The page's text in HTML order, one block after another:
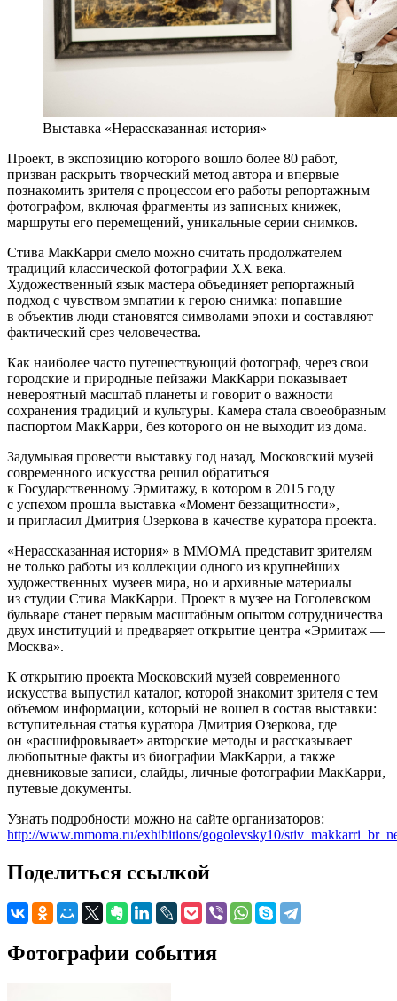
Выставка «Нерассказанная история»
Проект, в экспозицию которого вошло более 80 работ,
призван раскрыть творческий метод автора и впервые
познакомить зрителя с процессом его работы репортажным
фотографом, включая фрагменты из записных книжек,
маршруты его перемещений, уникальные серии снимков.
Стива МакКарри смело можно считать продолжателем
традиций классической фотографии ХХ века.
Художественный язык мастера объединяет репортажный
подход с чувством эмпатии к герою снимка: попавшие
в объектив люди становятся символами эпохи и составляют
фактический срез человечества.
Как наиболее часто путешествующий фотограф, через свои
городские и природные пейзажи МакКарри показывает
невероятный масштаб планеты и говорит о важности
сохранения традиций и культуры. Камера стала своеобразным
паспортом МакКарри, без которого он не выходит из дома.
Задумывая провести выставку год назад, Московский музей
современного искусства решил обратиться
к Государственному Эрмитажу, в котором в 2015 году
с успехом прошла выставка «Момент беззащитности»,
и пригласил Дмитрия Озеркова в качестве куратора проекта.
«Нерассказанная история» в ММОМА представит зрителям
не только работы из коллекции одного из крупнейших
художественных музеев мира, но и архивные материалы
из студии Стива МакКарри. Проект в музее на Гоголевском
бульваре станет первым масштабным опытом сотрудничества
двух институций и предваряет открытие центра «Эрмитаж —
Москва».
К открытию проекта Московский музей современного
искусства выпустил каталог, которой знакомит зрителя с тем
объемом информации, который не вошел в состав выставки:
вступительная статья куратора Дмитрия Озеркова, где
он «расшифровывает» авторские методы и рассказывает
любопытные факты из биографии МакКарри, а также
дневниковые записи, слайды, личные фотографии МакКарри,
путевые документы.
Узнать подробности можно на сайте организаторов:
http://www.mmoma.ru/exhibitions/gogolevsky10/
Поделиться ссылкой
Фотографии события